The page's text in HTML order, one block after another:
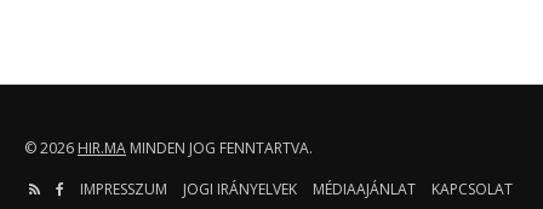
© 2026 HIR.MA MINDEN JOG FENNTARTVA.
IMPRESSZUM
JOGI IRÁNYELVEK MÉDIAAJÁNLAT
KAPCSOLAT